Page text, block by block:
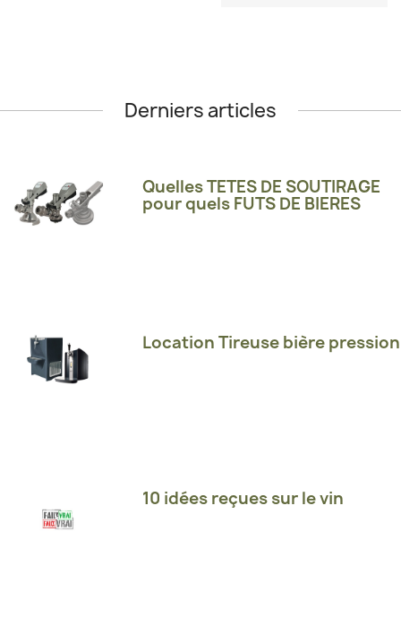
Derniers articles
Quelles TETES DE SOUTIRAGE
pour quels FUTS DE BIERES
Location Tireuse bière pression
10 idées reçues sur le vin